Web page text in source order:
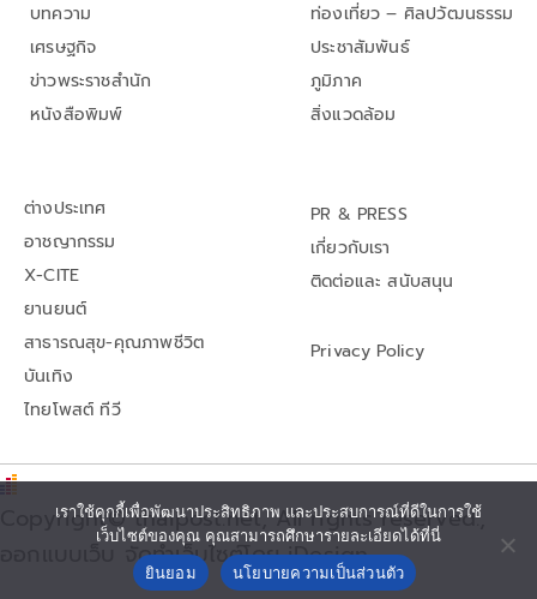
บทความ
เศรษฐกิจ
ข่าวพระราชสำนัก
หนังสือพิมพ์
ท่องเที่ยว – ศิลปวัฒนธรรม
ประชาสัมพันธ์
ภูมิภาค
สิ่งแวดล้อม
ต่างประเทศ
อาชญากรรม
X-CITE
ยานยนต์
สาธารณสุข-คุณภาพชีวิต
บันเทิง
ไทยโพสต์ ทีวี
PR & PRESS
เกี่ยวกับเรา
ติดต่อและ สนับสนุน
Privacy Policy
Copyright© thaipost.net, All rights reserved.,
ออกแบบเว็บ จัดทำเว็บไซต์โดย iDesign
เราใช้คุกกี้เพื่อพัฒนาประสิทธิภาพ และประสบการณ์ที่ดีในการใช้
เว็บไซต์ของคุณ คุณสามารถศึกษารายละเอียดได้ที่นี่
ยินยอม
นโยบายความเป็นส่วนตัว